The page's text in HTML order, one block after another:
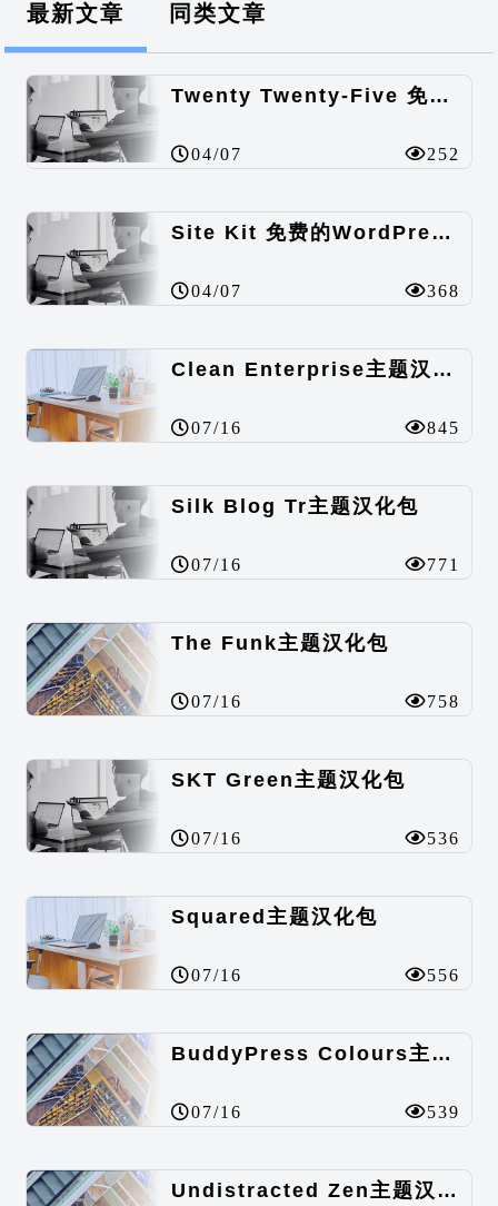
最新文章 同类文章
Twenty Twenty-Five 免费的WordPress内容主题
04/07 252
Site Kit 免费的WordPress数据统计插件
04/07 368
Clean Enterprise主题汉化包
07/16 845
Silk Blog Tr主题汉化包
07/16 771
The Funk主题汉化包
07/16 758
SKT Green主题汉化包
07/16 536
Squared主题汉化包
07/16 556
BuddyPress Colours主题汉化包
07/16 539
Undistracted Zen主题汉化包